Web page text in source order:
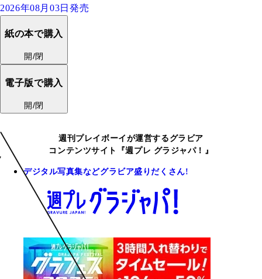
2026年08月03日発売
紙の本で購入
開/閉
電子版で購入
開/閉
週刊プレイボーイが運営するグラビア
コンテンツサイト『週プレ グラジャパ！』
デジタル写真集などグラビア盛りだくさん!